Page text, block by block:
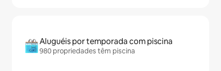
Aluguéis por temporada com piscina
980 propriedades têm piscina